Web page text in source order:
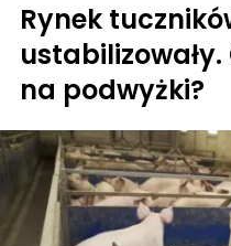
Rynek
na podwyżki?